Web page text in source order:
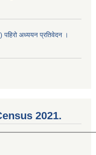
अध्ययन प्रतिवेदन ।
2021.